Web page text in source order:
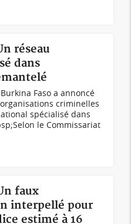
réseau
dans
Faso a annoncé
criminelles
spécialisé dans
le Commissariat
faux
interpellé pour
estimé à 16